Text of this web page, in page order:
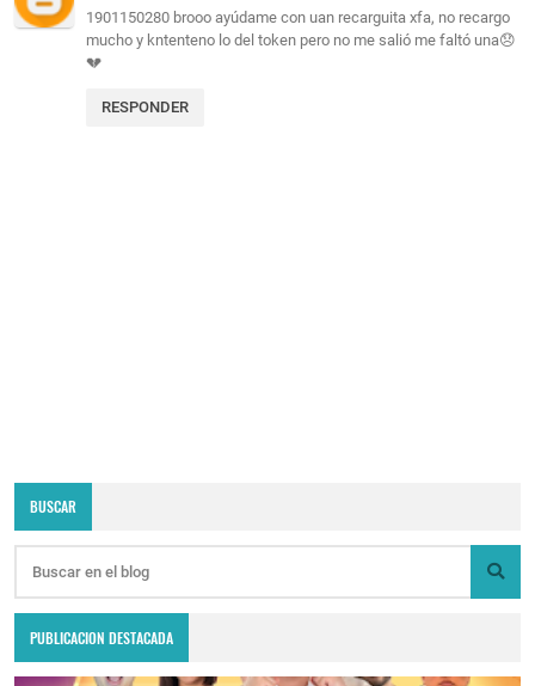
1901150280 brooo ayúdame con uan recarguita xfa, no recargo
mucho y kntenteno lo del token pero no me salió me faltó una😞
💔
RESPONDER
BUSCAR
PUBLICACION DESTACADA